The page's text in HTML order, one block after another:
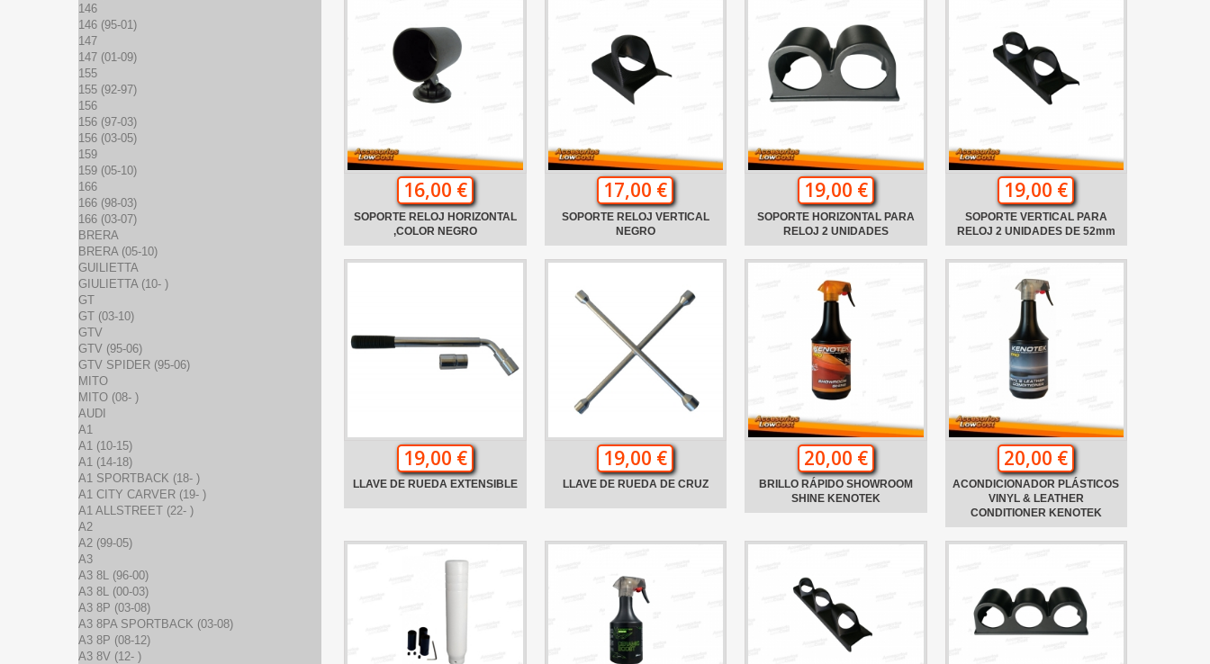
146
146 (95-01)
147
147 (01-09)
155
155 (92-97)
156
156 (97-03)
156 (03-05)
159
159 (05-10)
166
166 (98-03)
166 (03-07)
BRERA
BRERA (05-10)
GUILIETTA
GIULIETTA (10- )
GT
GT (03-10)
GTV
GTV (95-06)
GTV SPIDER (95-06)
MITO
MITO (08- )
AUDI
A1
A1 (10-15)
A1 (14-18)
A1 SPORTBACK (18- )
A1 CITY CARVER (19- )
A1 ALLSTREET (22- )
A2
A2 (99-05)
A3
A3 8L (96-00)
A3 8L (00-03)
A3 8P (03-08)
A3 8PA SPORTBACK (03-08)
A3 8P (08-12)
A3 8V (12- )
16,00 €
SOPORTE RELOJ HORIZONTAL
,COLOR NEGRO
17,00 €
SOPORTE RELOJ VERTICAL
NEGRO
19,00 €
SOPORTE HORIZONTAL PARA
RELOJ 2 UNIDADES
19,00 €
SOPORTE VERTICAL PARA
RELOJ 2 UNIDADES DE 52mm
19,00 €
LLAVE DE RUEDA EXTENSIBLE
19,00 €
LLAVE DE RUEDA DE CRUZ
20,00 €
BRILLO RÁPIDO SHOWROOM
SHINE KENOTEK
20,00 €
ACONDICIONADOR PLÁSTICOS
VINYL & LEATHER
CONDITIONER KENOTEK